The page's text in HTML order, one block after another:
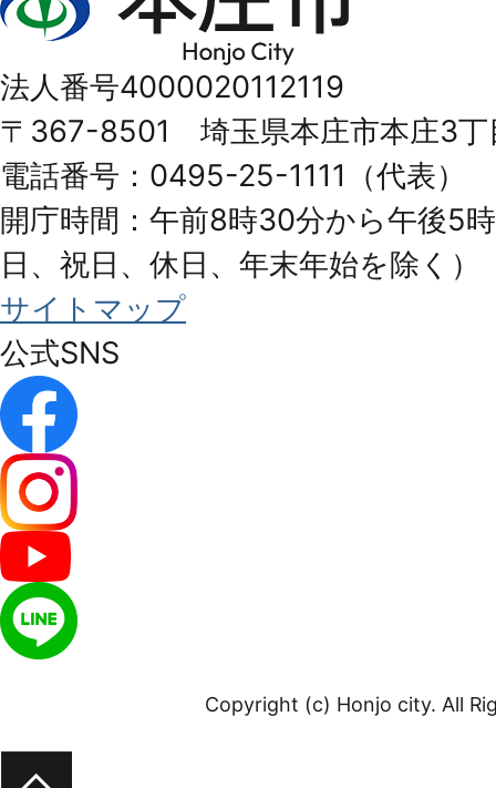
庄
Honjo
City
法人番号4000020112119
〒367-8501 埼玉県本庄市本庄3丁
電話番号：0495-25-1111（代表）
開庁時間：午前8時30分から午後5
日、祝日、休日、年末年始を除く）
サイトマップ
公式SNS
Copyright (c) Honjo city. All